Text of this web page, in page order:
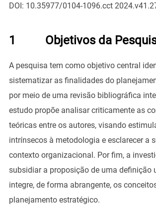
DOI: 10.35977/0104-1096.cct
1 Objetivos da
A pesquisa tem como objetivo central
sistematizar as finalidades do
por meio de uma revisão bibliográfica
estudo propõe analisar criticamente as
teóricas entre os autores, visando
intrínsecos à metodologia e esclarecer a
contexto organizacional. Por fim, a
subsidiar a proposição de uma definição
integre, de forma abrangente, os
planejamento estratégico.